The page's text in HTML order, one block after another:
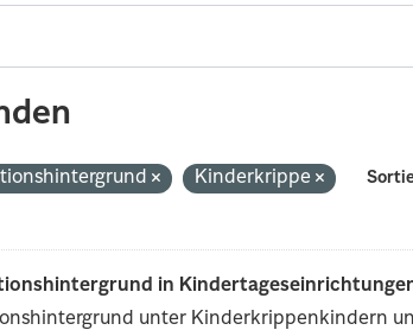
Kinderkrippe
in
unter Kinderkrippenkindern